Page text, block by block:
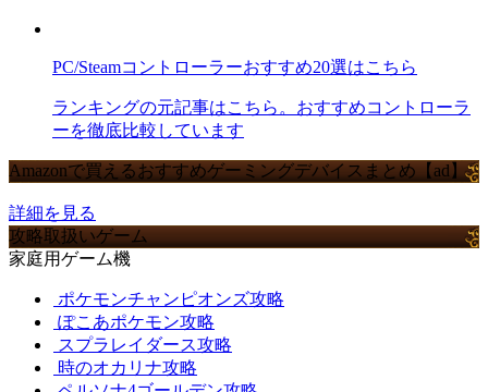
PC/Steamコントローラーおすすめ20選はこちら
ランキングの元記事はこちら。おすすめコントローラ
ーを徹底比較しています
Amazonで買えるおすすめゲーミングデバイスまとめ【ad】
詳細を見る
攻略取扱いゲーム
家庭用ゲーム機
ポケモンチャンピオンズ攻略
ぽこあポケモン攻略
スプラレイダース攻略
時のオカリナ攻略